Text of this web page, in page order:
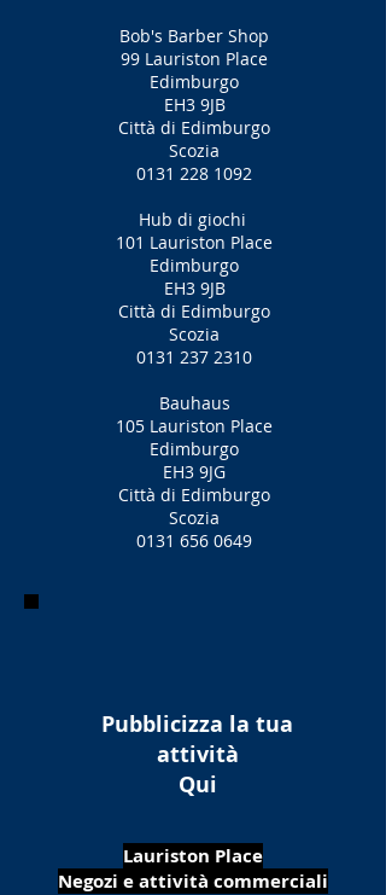
Bob's Barber Shop
99 Lauriston Place
Edimburgo
EH3 9JB
Città di Edimburgo
Scozia
0131 228 1092
Hub di giochi
101 Lauriston Place
Edimburgo
EH3 9JB
Città di Edimburgo
Scozia
0131 237 2310
Bauhaus
105 Lauriston Place
Edimburgo
EH3 9JG
Città di Edimburgo
Scozia
0131 656 0649
Pubblicizza la tua
attività
Qui
Lauriston Place
Negozi e attività commerciali